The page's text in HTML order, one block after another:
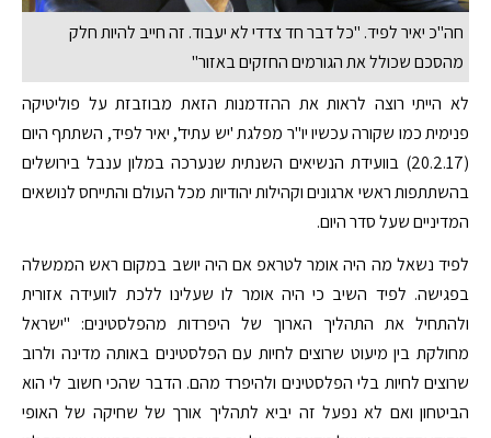
חה"כ יאיר לפיד. "כל דבר חד צדדי לא יעבוד. זה חייב להיות חלק
מהסכם שכולל את הגורמים החזקים באזור"
לא הייתי רוצה לראות את ההזדמנות הזאת מבוזבזת על פוליטיקה
פנימית כמו שקורה עכשיו יו"ר מפלגת 'יש עתיד', יאיר לפיד, השתתף היום
(20.2.17) בוועידת הנשיאים השנתית שנערכה במלון ענבל בירושלים
בהשתתפות ראשי ארגונים וקהילות יהודיות מכל העולם והתייחס לנושאים
המדיניים שעל סדר היום.
לפיד נשאל מה היה אומר לטראפ אם היה יושב במקום ראש הממשלה
בפגישה. לפיד השיב כי היה אומר לו שעלינו ללכת לוועידה אזורית
ולהתחיל את התהליך הארוך של היפרדות מהפלסטינים: "ישראל
מחולקת בין מיעוט שרוצים לחיות עם הפלסטינים באותה מדינה ולרוב
שרוצים לחיות בלי הפלסטינים ולהיפרד מהם. הדבר שהכי חשוב לי הוא
הביטחון ואם לא נפעל זה יביא לתהליך אורך של שחיקה של האופי